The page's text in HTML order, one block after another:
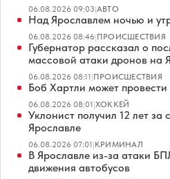
06.08.2026 09:03|АВТО
Над Ярославлем ночью и
06.08.2026 08:46|ПРОИСШЕСТВИЯ
Губернатор рассказал о
массовой атаки дронов на
06.08.2026 08:11|ПРОИСШЕСТВИЯ
Боб Хартли может
06.08.2026 08:01|ХОККЕЙ
Уклонист получил 12 лет за
Ярославле
06.08.2026 07:01|КРИМИНАЛ
В Ярославле из-за атаки
движения автобусов